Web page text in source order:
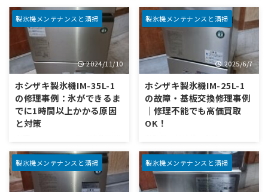
製氷機メンテナンスと清掃
2024/11/10
ホシザキ製氷機IM-35L-1
の修理事例：氷ができるま
でに1時間以上かかる原因
と対策
氷機「IM-35L-1」で発生した
「氷ができるまでに1時間以上
かかる」というトラブルについ
て解説します。通常であれば、
製氷機メンテナンスと清掃
2025/6/7
ホシザキ製氷機IM-25L-1
の故障・基板交換修理事例
｜修理不能でも高価買取
OK！
ル、イベント会場など、あらゆ
るシーンで「欠かせない存在」
です。しかし、稼働時間が長く
水や氷を扱う性質上、どうして
製氷機メンテナンスと清掃 製氷機メンテナンスと清掃